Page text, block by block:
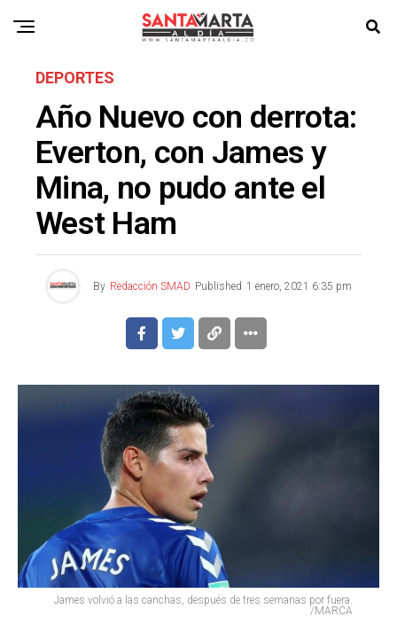
DEPORTES
Año Nuevo con derrota:
Everton, con James y
Mina, no pudo ante el
West Ham
By Redacción SMAD Published 1 enero, 2021 6:35 pm
James volvió a las canchas, después de tres semanas por fuera.
/MARCA